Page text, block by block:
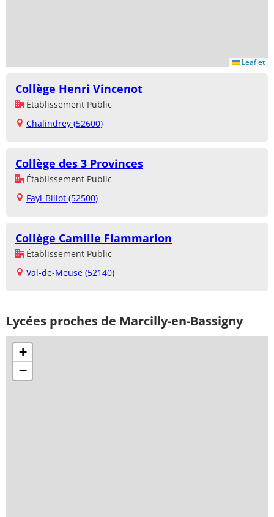
Leaflet
Collège Henri Vincenot
Établissement Public
Chalindrey (52600)
Collège des 3 Provinces
Établissement Public
Fayl-Billot (52500)
Collège Camille Flammarion
Établissement Public
Val-de-Meuse (52140)
Lycées proches de Marcilly-en-Bassigny
+
−